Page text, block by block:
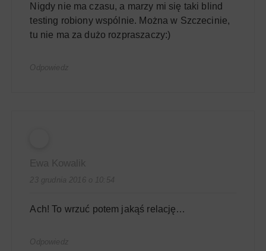
Nigdy nie ma czasu, a marzy mi się taki blind
testing robiony wspólnie. Można w Szczecinie,
tu nie ma za dużo rozpraszaczy:)
Ach! To wrzuć potem jakąś relację…